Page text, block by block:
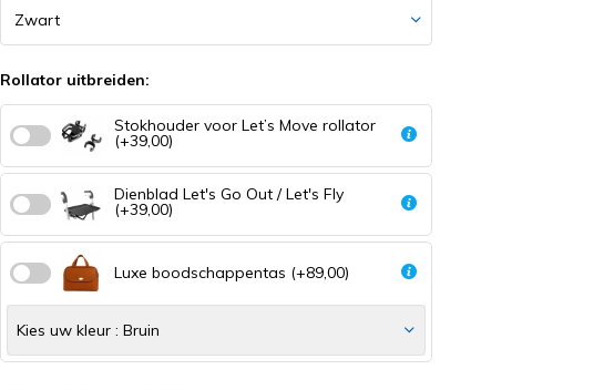
Rollator uitbreiden:
Stokhouder voor Let’s Move rollator
(+39,00)
Dienblad Let's Go Out / Let's Fly
(+39,00)
Luxe boodschappentas (+89,00)